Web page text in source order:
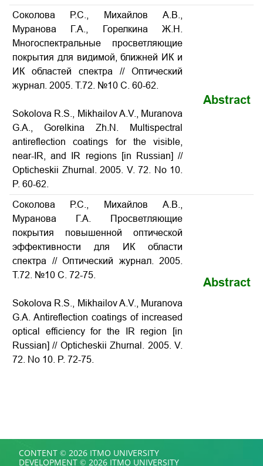
Соколова Р.С., Михайлов А.В.,
Муранова Г.А., Горелкина Ж.Н.
Многоспектральные просветляющие
покрытия для видимой, ближней ИК и
ИК областей спектра // Оптический
журнал. 2005. Т.72. №10 С. 60-62.
Sokolova R.S., Mikhailov A.V., Muranova
G.A., Gorelkina Zh.N. Multispectral
antireflection coatings for the visible,
near-IR, and IR regions
[in Russian] //
Opticheskii Zhurnal. 2005. V. 72. No 10.
P. 60-62
Abstract
Соколова Р.С., Михайлов А.В.,
Муранова Г.А. Просветляющие
покрытия повышенной оптической
эффективности для ИК области
спектра // Оптический журнал. 2005.
Т.72. №10 С. 72-75.
Sokolova R.S., Mikhailov A.V., Muranova
G.A. Antireflection coatings of increased
optical efficiency for the IR region [in
Russian] // Opticheskii Zhurnal. 2005. V.
72. No 10. P. 72-75.
Abstract
CONTENT © 2026 ITMO UNIVERSITY
DEVELOPMENT © 2026 ITMO UNIVERSITY